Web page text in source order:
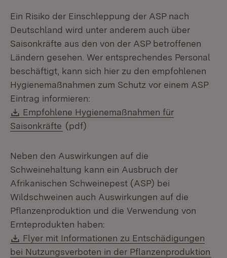
Ein Risiko der Einschleppung der ASP nach
Deutschland wird unter anderem auch über
Saisonkräfte aus den von der ASP betroffenen
Ländern gesehen. Wer entsprechendes Personal
beschäftigt, kann sich hier zu den empfohlenen
Hygienemaßnahmen zum Schutz vor einem ASP
Eintrag informieren:
Download:
Empfohlene Hygienemaßnahmen für
Saisonkräfte (Öffnet in neuem Fenster)
(pdf)
Neben den Auswirkungen auf die
Schweinehaltung kann ein Ausbruch der
Afrikanischen Schweinepest (ASP) bei
Wildschweinen auch Auswirkungen auf die
Pflanzenproduktion und die Verwendung von
Ernteprodukten haben:
Download:
Flyer mit Informationen zu Entschädigungen
bei Nutzungsverboten in der Pflanzenproduktion